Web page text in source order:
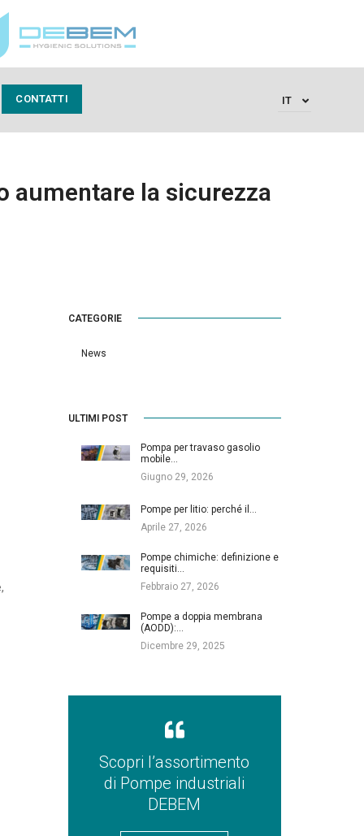
CONTATTI IT
aumentare la sicurezza
CATEGORIE
News
ULTIMI POST
Pompa per travaso gasolio
mobile…
Giugno 29, 2026
Pompe per litio: perché il…
Aprile 27, 2026
Pompe chimiche: definizione e
requisiti…
Febbraio 27, 2026
Pompe a doppia membrana
(AODD):…
Dicembre 29, 2025
Scopri l’assortimento
di Pompe industriali
DEBEM